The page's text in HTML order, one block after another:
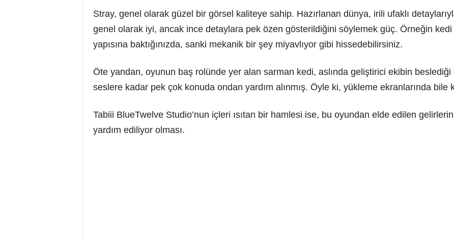
Stray, genel olarak güzel bir görsel kaliteye sahip. Hazırlanan dünya, irili ufaklı
genel olarak iyi, ancak ince detaylara pek özen gösterildiğini söylemek güç. Örneğin kedi
yapısına baktığınızda, sanki mekanik bir şey miyavlıyor gibi hissedebilirsiniz.
Öte yandan, oyunun baş rolünde yer alan sarman kedi, aslında geliştirici ekibin
seslere kadar pek çok konuda ondan yardım alınmış. Öyle ki, yükleme ekranlarında bile
Tabiii BlueTwelve Studio’nun içleri ısıtan bir hamlesi ise, bu oyundan elde edilen
yardım ediliyor olması.